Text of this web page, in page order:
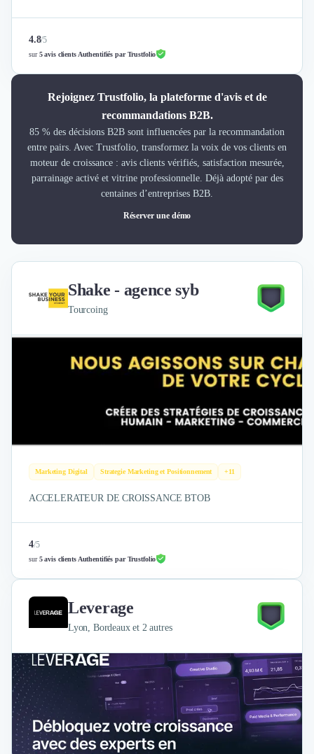
4.8/5
sur5 avis clients Authentifiés par Trustfolio
Rejoignez Trustfolio, la plateforme d'avis et de
recommandations B2B.
85 % des décisions B2B sont influencées par la recommandation
entre pairs. Avec Trustfolio, transformez la voix de vos clients en
moteur de croissance : avis clients vérifiés, satisfaction mesurée,
parrainage activé et vitrine professionnelle. Déjà adopté par des
centaines d’entreprises B2B.
Réserver une démo
Shake - agence syb
Tourcoing
Marketing Digital Strategie Marketing et Positionnement +11
ACCELERATEUR DE CROISSANCE BTOB
4/5
sur5 avis clients Authentifiés par Trustfolio
Leverage
Lyon, Bordeaux et 2 autres